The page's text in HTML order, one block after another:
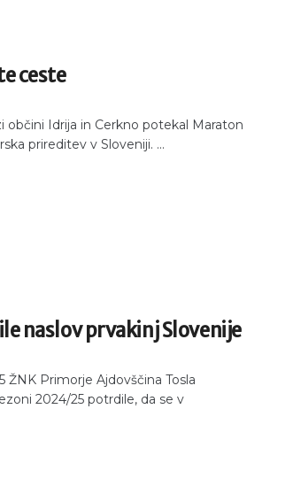
ceste
občini Idrija in Cerkno potekal Maraton
prireditev v Sloveniji. ...
naslov prvakinj Slovenije
ŽNK Primorje Ajdovščina Tosla
2024/25 potrdile, da se v